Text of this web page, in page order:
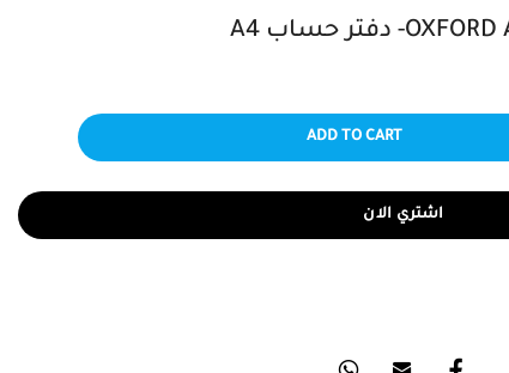
ADD TO CART
اشتري الان